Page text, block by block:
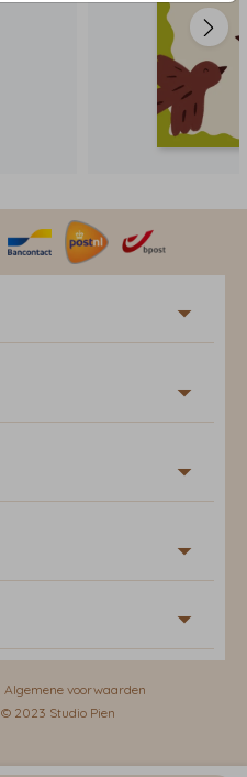
Algemene voorwaarden
© 2023 Studio Pien